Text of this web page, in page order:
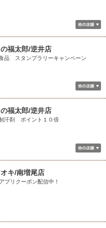
福太郎/逆井店
品 スタンプラリーキャンペーン
福太郎/逆井店
汗剤 ポイント１０倍
キ/南増尾店
プリクーポン配信中！